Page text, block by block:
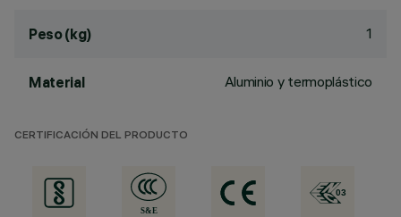
Peso (kg) 1
Material Aluminio y termoplástico
CERTIFICACIÓN DEL PRODUCTO